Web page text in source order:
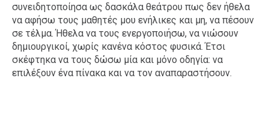
συνειδητοποίησα ως δασκάλα θεάτρου πως δεν ήθελα
να αφήσω τους μαθητές μου ενήλικες και μη, να πέσουν
σε τέλμα. Ήθελα να τους ενεργοποιήσω, να νιώσουν
δημιουργικοί, χωρίς κανένα κόστος φυσικά. Έτσι
σκέφτηκα να τους δώσω μία και μόνο οδηγία: να
επιλέξουν ένα πίνακα και να τον αναπαραστήσουν.